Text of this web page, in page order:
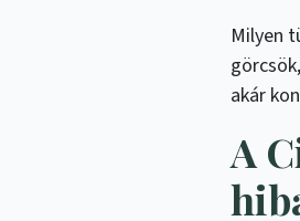
Milyen
akár
A